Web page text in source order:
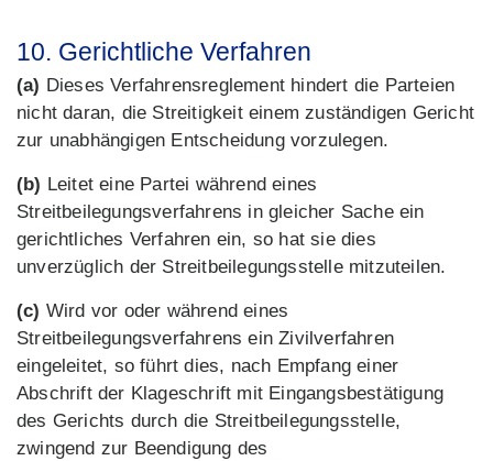
10. Gerichtliche Verfahren
(a) Dieses Verfahrensreglement hindert die Parteien
nicht daran, die Streitigkeit einem zuständigen Gericht
zur unabhängigen Entscheidung vorzulegen.
(b) Leitet eine Partei während eines
Streitbeilegungsverfahrens in gleicher Sache ein
gerichtliches Verfahren ein, so hat sie dies
unverzüglich der Streitbeilegungsstelle mitzuteilen.
(c) Wird vor oder während eines
Streitbeilegungsverfahrens ein Zivilverfahren
eingeleitet, so führt dies, nach Empfang einer
Abschrift der Klageschrift mit Eingangsbestätigung
des Gerichts durch die Streitbeilegungsstelle,
zwingend zur Beendigung des